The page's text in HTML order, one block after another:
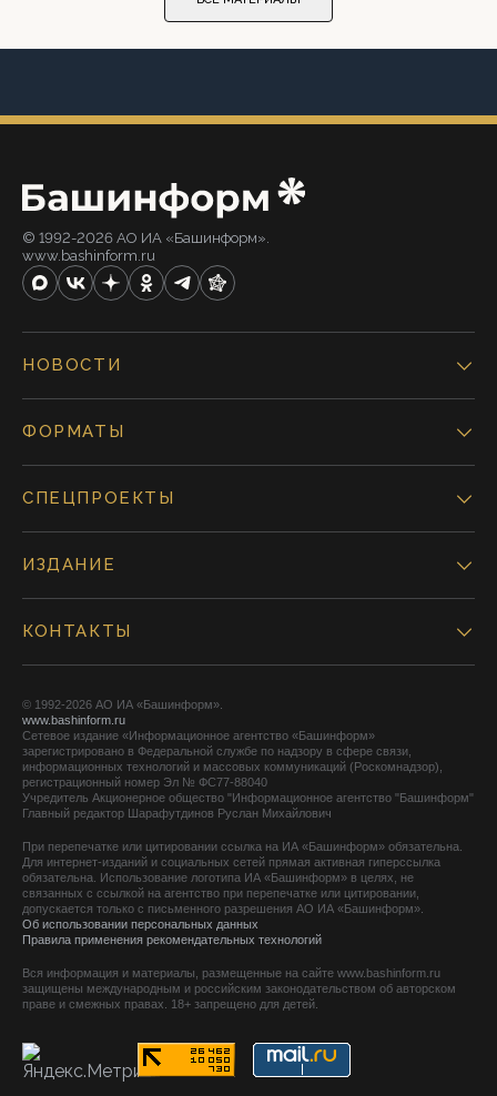
© 1992-2026 АО ИА «Башинформ».
www.bashinform.ru
НОВОСТИ
ФОРМАТЫ
СПЕЦПРОЕКТЫ
ИЗДАНИЕ
КОНТАКТЫ
© 1992-2026 АО ИА «Башинформ».
www.bashinform.ru
Сетевое издание «Информационное агентство «Башинформ»
зарегистрировано в Федеральной службе по надзору в сфере связи,
информационных технологий и массовых коммуникаций (Роскомнадзор),
регистрационный номер Эл № ФС77-88040
Учредитель Акционерное общество "Информационное агентство "Башинформ"
Главный редактор Шарафутдинов Руслан Михайлович
При перепечатке или цитировании ссылка на ИА «Башинформ» обязательна.
Для интернет-изданий и социальных сетей прямая активная гиперссылка
обязательна. Использование логотипа ИА «Башинформ» в целях, не
связанных с ссылкой на агентство при перепечатке или цитировании,
допускается только с письменного разрешения АО ИА «Башинформ».
Об использовании персональных данных
Правила применения рекомендательных технологий
Вся информация и материалы, размещенные на сайте www.bashinform.ru
защищены международным и российским законодательством об авторском
праве и смежных правах. 18+ запрещено для детей.